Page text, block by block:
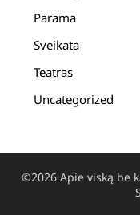
Parama
Sveikata
Teatras
Uncategorized
©2026 Apie viską be